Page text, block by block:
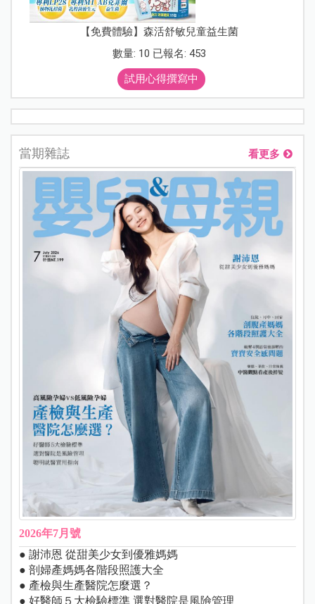
【免費體驗】森活舒敏兒童益生菌
數量: 10 已報名: 453
試用心得撰寫中
當期雜誌 看更多
2026年7月號
● 謝沛恩 從甜美少女到優雅媽媽
● 剖婦產媽媽各階段照護大全
● 產檢與生產醫院怎麼選？
● 好醫師５大檢驗標準 選對醫院是風險管理